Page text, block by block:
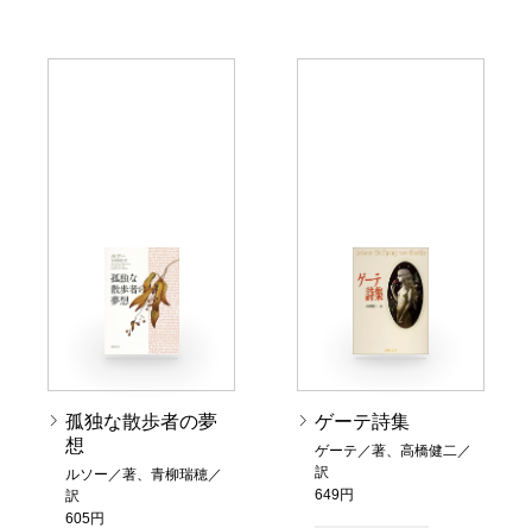
孤独な散歩者の夢
想
ルソー／著、青柳瑞穂／
訳
605円
ゲーテ詩集
ゲーテ／著、高橋健二／
訳
649円